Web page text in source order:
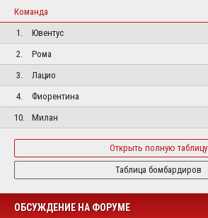
Команда
1.
Ювентус
2.
Рома
3.
Лацио
4.
Фиорентина
10.
Милан
Открыть полную таблицу
Таблица бомбардиров
ОБСУЖДЕНИЕ НА ФОРУМЕ